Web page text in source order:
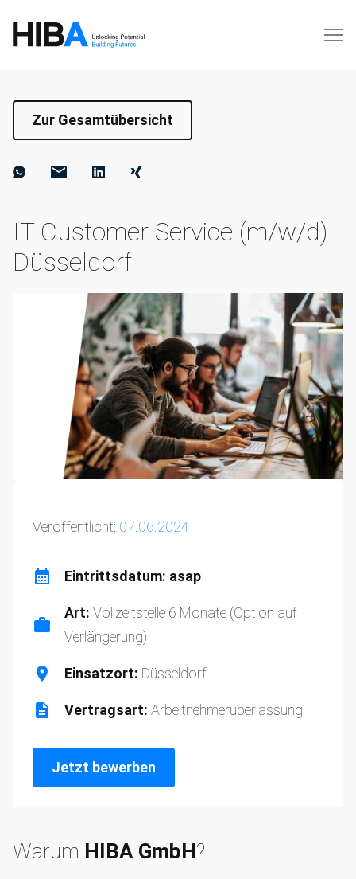
Zur Gesamtübersicht
IT Customer Service (m/w/d)
Düsseldorf
Veröffentlicht: 07.06.2024
Eintrittsdatum: asap
Art: Vollzeitstelle 6 Monate (Option auf
Verlängerung)
Einsatzort: Düsseldorf
Vertragsart: Arbeitnehmerüberlassung
Jetzt bewerben
Warum HIBA GmbH?